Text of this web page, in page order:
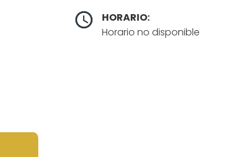
HORARIO:
Horario no disponible